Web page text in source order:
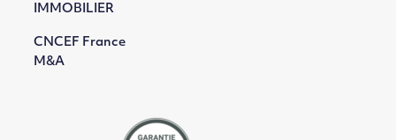
IMMOBILIER
CNCEF France
M&A